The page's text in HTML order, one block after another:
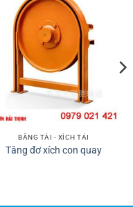
BĂNG TẢI - XÍCH TẢI
Tăng đơ xích con quay